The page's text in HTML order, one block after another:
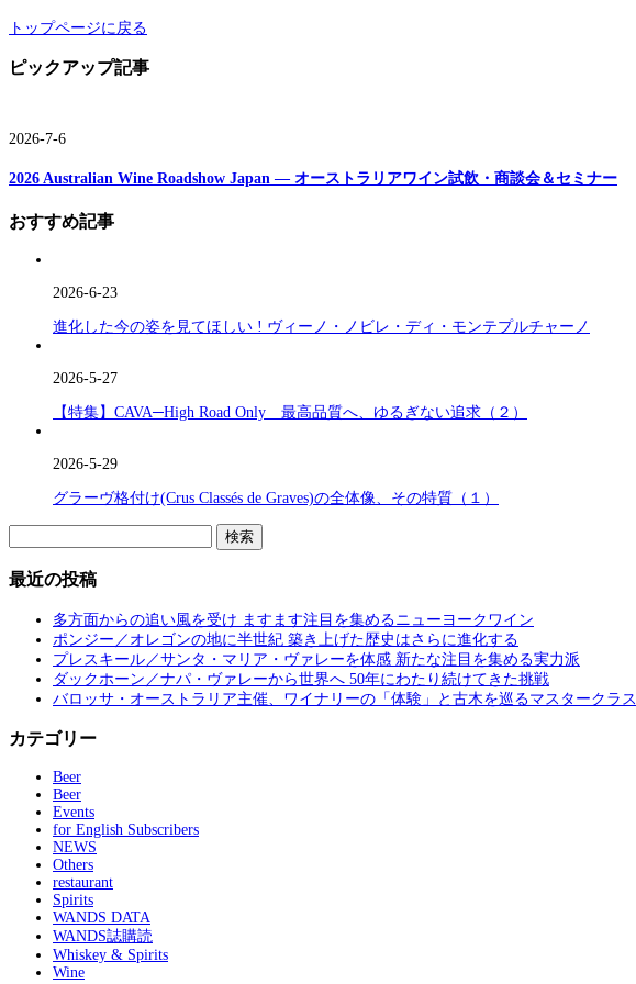
トップページに戻る
ピックアップ記事
2026-7-6
2026 Australian Wine Roadshow Japan ― オーストラリアワイン試飲・商談会＆セミナー
おすすめ記事
2026-6-23
進化した今の姿を見てほしい ! ヴィーノ・ノビレ・ディ・モンテプルチャーノ
2026-5-27
【特集】CAVA─High Road Only 最高品質へ、ゆるぎない追求（２）
2026-5-29
グラーヴ格付け(Crus Classés de Graves)の全体像、その特質（１）
索:
最近の投稿
多方面からの追い風を受け ますます注目を集めるニューヨークワイン
ポンジー／オレゴンの地に半世紀 築き上げた歴史はさらに進化する
プレスキール／サンタ・マリア・ヴァレーを体感 新たな注目を集める実力派
ダックホーン／ナパ・ヴァレーから世界へ 50年にわたり続けてきた挑戦
バロッサ・オーストラリア主催、ワイナリーの「体験」と古木を巡るマスタークラス
カテゴリー
Beer
Beer
Events
for English Subscribers
NEWS
Others
restaurant
Spirits
WANDS DATA
WANDS誌購読
Whiskey & Spirits
Wine